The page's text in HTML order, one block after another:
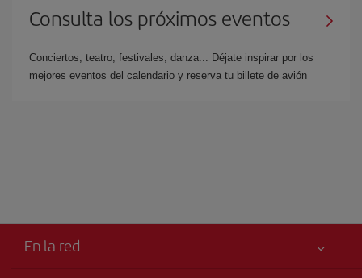
Consulta los próximos eventos
Conciertos, teatro, festivales, danza... Déjate inspirar por los
mejores eventos del calendario y reserva tu billete de avión
En la red